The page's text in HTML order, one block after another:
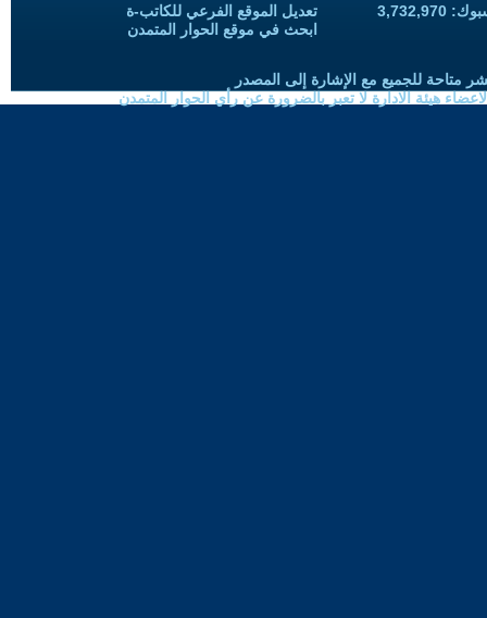
تعديل الموقع الفرعي للكاتب-ة
ابحث في موقع الحوار المتمدن
متاحة للجميع مع الإشارة إلى المصدر
هيئة الادارة لا تعبر بالضرورة عن رأي الحوار المتمدن